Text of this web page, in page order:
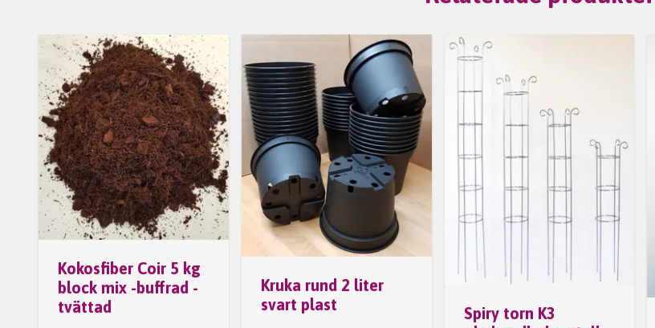
Kokosfiber Coir 5 kg
block mix -buffrad -
tvättad
Kruka rund 2 liter
svart plast
Spiry torn K3